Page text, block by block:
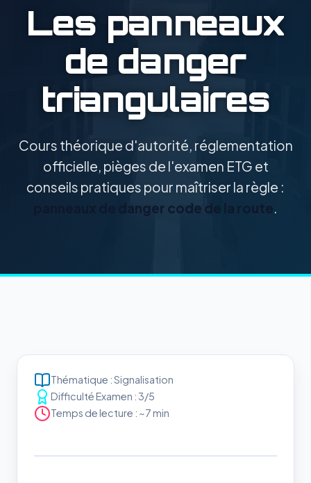
Les panneaux
de danger
triangulaires
Cours théorique d'autorité, réglementation
officielle, pièges de l'examen ETG et
conseils pratiques pour maîtriser la règle :
panneaux de danger code de la route.
Thématique : Signalisation
Difficulté Examen : 3/5
Temps de lecture : ~7 min